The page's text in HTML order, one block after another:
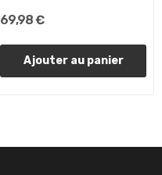
69,98 €
Ajouter au panier